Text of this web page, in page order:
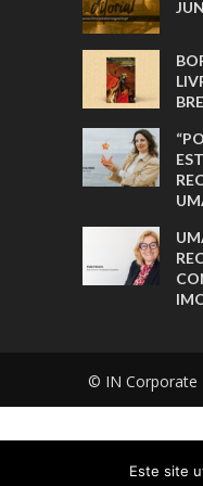
© IN Corporate
Este site